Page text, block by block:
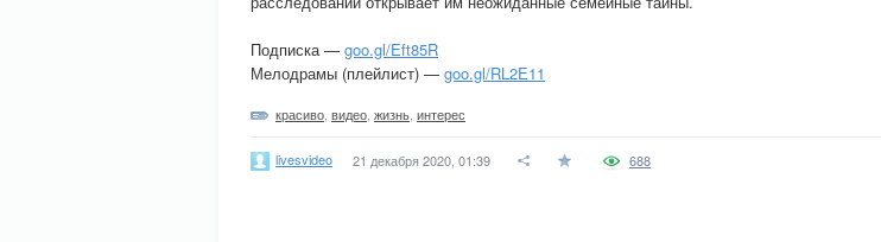
Подписка — goo.gl/Eft85R
Мелодрамы (плейлист) — goo.gl/RL2E11
красиво видео жизнь интерес
livesvideo 21 декабря 2020, 01:39 688